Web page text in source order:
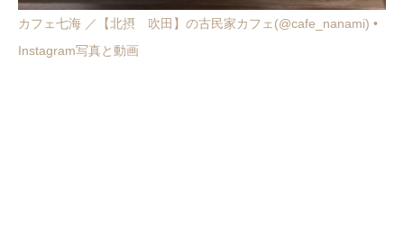
カフェ七海 ／【北摂 吹田】の古民家カフェ(@cafe_nanami) •
Instagram写真と動画